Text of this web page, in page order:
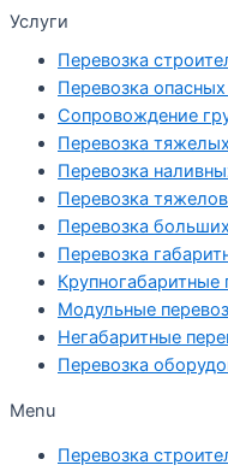
Услуги
Перевозка
Перевозка опасных
Cопровождение
Перевозка
Перевозка
Перевозка
Перевозка
Перевозка
Крупногабаритные
Модульные
Негабаритные
Перевозка
Menu
Перевозка